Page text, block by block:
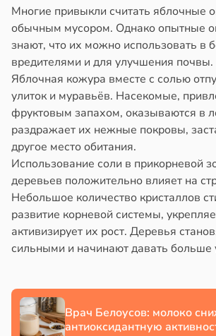
в20:58
19:27
Многие привыкли считать яблочные
обычным мусором. Однако опытные
знают, что их можно использовать в
вредителями и для улучшения почвы.
Яблочная кожура вместе с солью
улиток и муравьёв. Насекомые,
фруктовым запахом, оказываются в
раздражает их нежные покровы,
другое место обитания.
Использование соли в прикорневой
деревьев положительно влияет на
Небольшое количество кристаллов
развитие корневой системы,
активизирует их рост. Деревья
сильными и начинают давать больше
Врач Белоусов: молоко
антиоксидантную